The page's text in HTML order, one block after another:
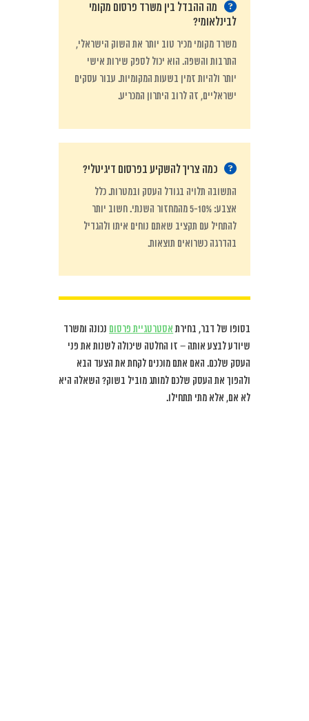
מה ההבדל בין משרד פרסום מקומי
לבינלאומי?
משרד מקומי מכיר טוב יותר את השוק הישראלי,
התרבות והשפה. הוא יכול לספק שירות אישי
יותר ולהיות זמין בשעות המקומיות. עבור עסקים
ישראליים, זה לרוב היתרון המכריע.
כמה צריך להשקיע בפרסום דיגיטלי?
התשובה תלויה בגודל העסק ובמטרות. כלל
אצבע: 5-10% מהמחזור השנתי. חשוב יותר
להתחיל עם תקציב שאתם נוחים איתו ולהגדיל
בהדרגה כשרואים תוצאות.
בסופו של דבר, בחירתאסטרטגיית פרסום נכונה ומשרד
שיודע לבצע אותה – זו החלטה שיכולה לשנות את פני
העסק שלכם. האם אתם מוכנים לקחת את הצעד הבא
ולהפוך את העסק שלכם למותג מוביל בשוק? השאלה היא
לא אם, אלא מתי תתחילו.